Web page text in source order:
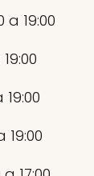
a 19:00
19:00
19:00